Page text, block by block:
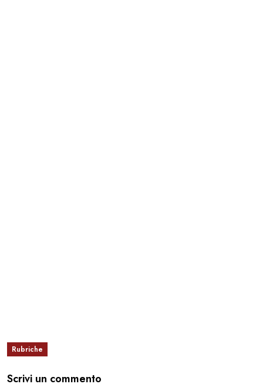
Rubriche
Scrivi un commento